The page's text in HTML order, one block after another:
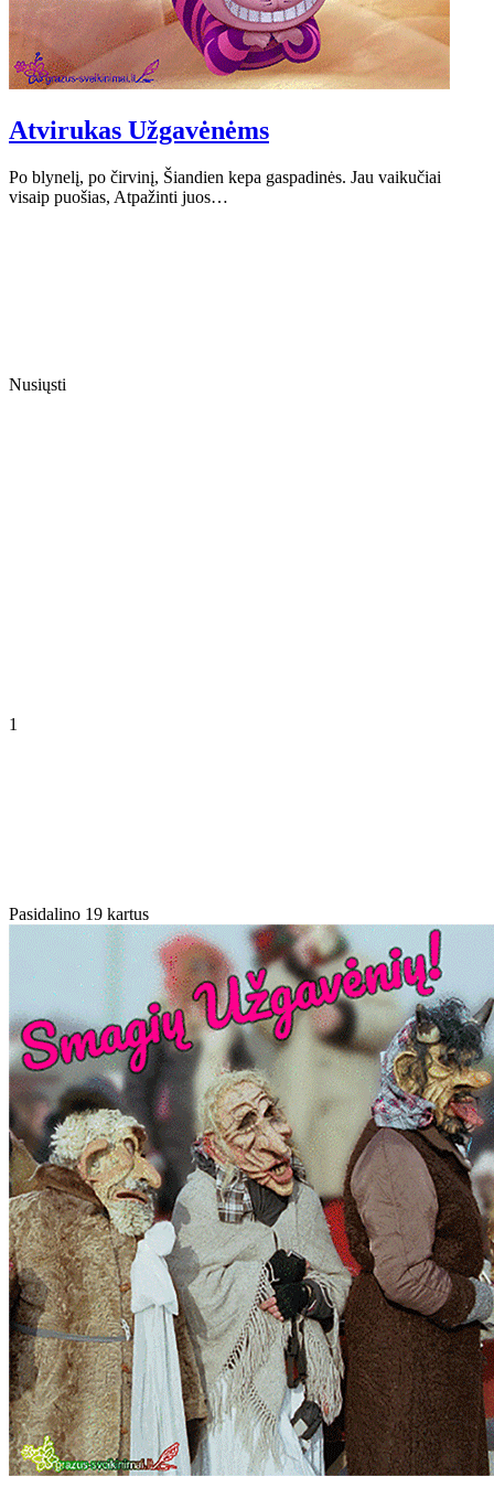
Atvirukas Užgavėnėms
Po blynelį, po čirvinį, Šiandien kepa gaspadinės. Jau vaikučiai
visaip puošias, Atpažinti juos…
Nusiųsti
1
Pasidalino 19 kartus